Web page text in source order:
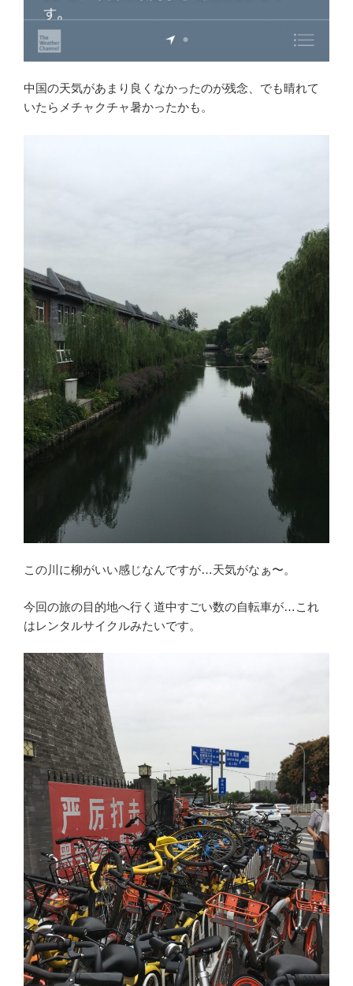
中国の天気があまり良くなかったのが残念、でも晴れて
いたらメチャクチャ暑かったかも。
この川に柳がいい感じなんですが…天気がなぁ〜。
今回の旅の目的地へ行く道中すごい数の自転車が…これ
はレンタルサイクルみたいです。